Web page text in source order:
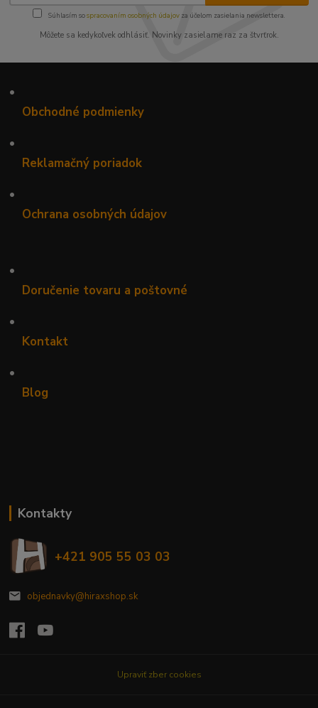
Súhlasím sospracovaním osobných údajov za účelom zasielania newslettera.
Môžete sa kedykoľvek odhlásiť. Novinky zasielame raz za štvrťrok.
•
Obchodné podmienky
•
Reklamačný poriadok
•
Ochrana osobných údajov
•
Doručenie tovaru a poštovné
•
Kontakt
•
Blog
Kontakty
+421 905 55 03 03
objednavky@hiraxshop.sk
Upraviť zber cookies